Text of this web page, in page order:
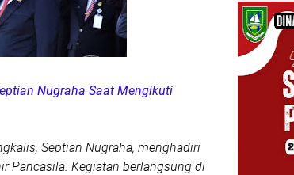
Nugraha Saat Mengikuti
Septian Nugraha, menghadiri
Pancasila. Kegiatan berlangsung di